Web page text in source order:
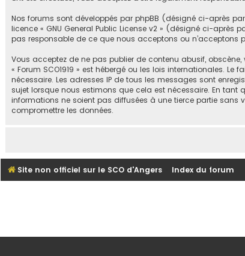
Nos forums sont développés par phpBB (désigné ci-après par
licence « GNU General Public License v2 » (désigné ci-après
pas responsable de ce que nous acceptons ou n’acceptons
Vous acceptez de ne pas publier de contenu abusif,
« Forum SCO1919 » est hébergé ou les lois internationales.
nécessaire. Les adresses IP de tous les messages sont
sujet lorsque nous estimons que cela est nécessaire. En
informations ne soient pas diffusées à une tierce partie sans
compromettre les données.
Site non officiel sur le SCO d'Angers Index du forum